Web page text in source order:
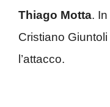
Thiago Motta.
Cristiano
l’attacco.